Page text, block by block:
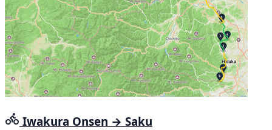
Iwakura Onsen → Saku